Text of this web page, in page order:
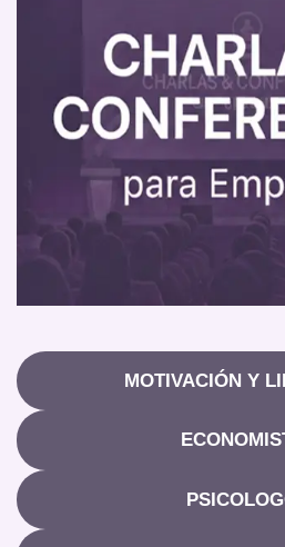
MOTIVACIÓN Y